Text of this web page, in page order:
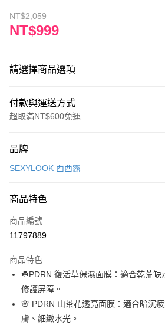
NT$2,059
NT$999
請選擇商品選項
付款與運送方式
超取滿NT$600免運
信用卡一次付款
LINE Pay
Apple Pay
悠遊付
Google Pay
全盈+PAY
品牌
SEXYLOOK 西西露
商品特色
商品編號
11797889
商品特色
☘️PDRN 復活草保濕面膜：適合乾荒缺
修護屏障。
🌸 PDRN 山茶花透亮面膜：適合暗沉
膚、細緻水光。